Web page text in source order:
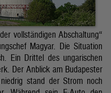
vollständigen Abschaltung“
Magyar. Die Situation
Ein Drittel des ungarischen
Der Anblick am Budapester
stand der Strom noch